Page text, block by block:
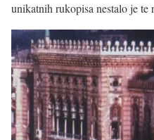
unikatnih rukopisa nestalo je te